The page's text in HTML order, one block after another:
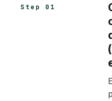
Step 01